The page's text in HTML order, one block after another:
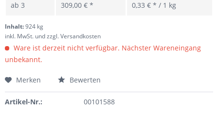
ab 3 309,00 € * 0,33 € * / 1 kg
Inhalt:924 kg
inkl. MwSt. und zzgl. Versandkosten
Ware ist derzeit nicht verfügbar. Nächster Wareneingang
unbekannt.
Merken Bewerten
Artikel-Nr.: 00101588